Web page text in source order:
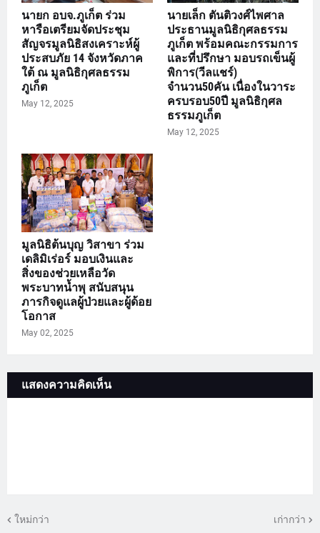
นายก อบจ.ภูเก็ต ร่วม
หารือเตรียมจัดประชุม
สัญจรมูลนิธิสงเคราะห์ผู้
ประสบภัย 14 จังหวัดภาค
ใต้ ณ มูลนิธิกุศลธรรม
ภูเก็ต
May 12, 2025
นายเล็ก ตันติวงศ์ไพศาล
ประธานมูลนิธิกุศลธรรม
ภูเก็ต พร้อมคณะกรรมการ
และที่ปรึกษา มอบรถเข็นผู้
พิการ(วีลแชร์)
จำนวน50คัน เนื่องในวาระ
ครบรอบ50ปี มูลนิธิกุศล
ธรรมภูเก็ต
May 12, 2025
มูลนิธิต้นบุญ วิสาขา ร่วม
เดลิมิเร่อร์ มอบเงินและ
สิ่งของช่วยเหลือวัด
พระบาทน้ำพุ สนับสนุน
ภารกิจดูแลผู้ป่วยและผู้ด้อย
โอกาส
May 02, 2025
แสดงความคิดเห็น
ใหม่กว่า เก่ากว่า